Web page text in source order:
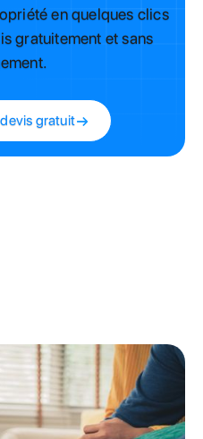
en quelques clics
gratuitement et sans
gratuit